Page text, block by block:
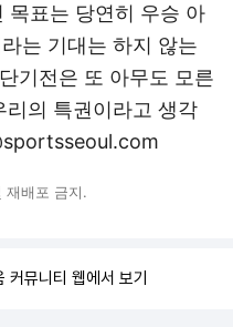
목표는 당연히 우승 아
는 기대는 하지 않는
기전은 또 아무도 모른
의 특권이라고 생각
배포 금지.
뮤니티 웹에서 보기